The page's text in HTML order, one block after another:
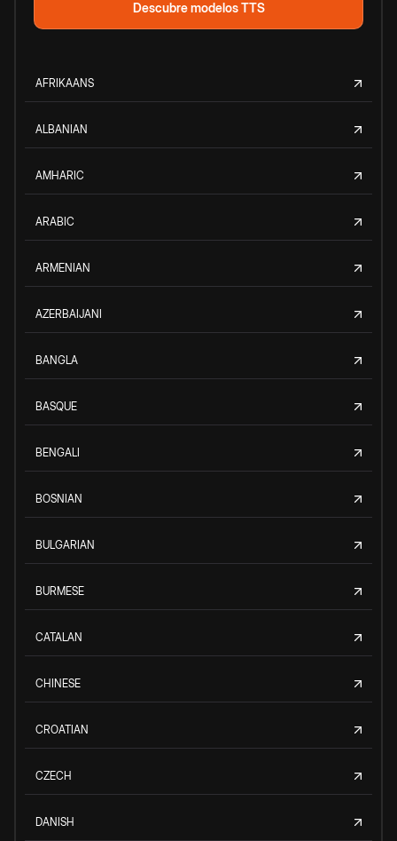
Descubre modelos TTS
AFRIKAANS
ALBANIAN
AMHARIC
ARABIC
ARMENIAN
AZERBAIJANI
BANGLA
BASQUE
BENGALI
BOSNIAN
BULGARIAN
BURMESE
CATALAN
CHINESE
CROATIAN
CZECH
DANISH